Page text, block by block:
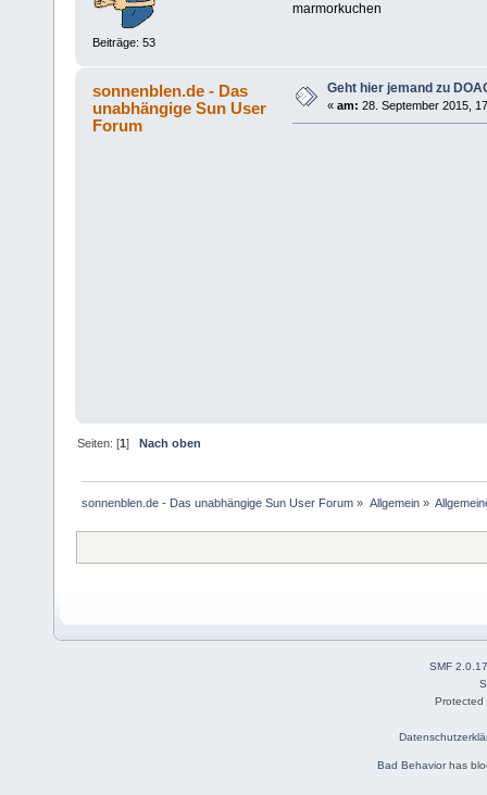
Beiträge: 53
marmorkuchen
sonnenblen.de - Das
unabhängige Sun User
Forum
Geht hier jemand zu
« am: 28. September 2015,
Seiten: [1]Nach oben
sonnenblen.de - Das unabhängige Sun User Forum » Allgemein»
SMF 2.0.17
Bad Behaviorhas